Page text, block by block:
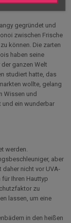
gegründet und
zwischen Frische
können. Die zarten
haben seine
ganzen Welt
studiert hatte, das
wollte, gelang
Wissen und
und ein wunderbar
werden.
aber
nicht vor UVA-
für Ihren Hauttyp
zu
lassen, um eine
in den heißen